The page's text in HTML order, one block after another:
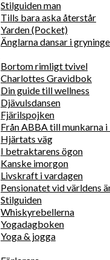
Stilguiden man
Tills bara aska återstår
Yarden (Pocket)
Änglarna dansar i
Bortom rimligt tvivel
Charlottes Gravidbok
Din guide till wellness
Djävulsdansen
Fjärilspojken
Från ABBA till munkarna i
Hjärtats väg
I betraktarens ögon
Kanske imorgon
Livskraft i vardagen
Pensionatet vid världens
Stilguiden
Whiskyrebellerna
Yogadagboken
Yoga & jogga